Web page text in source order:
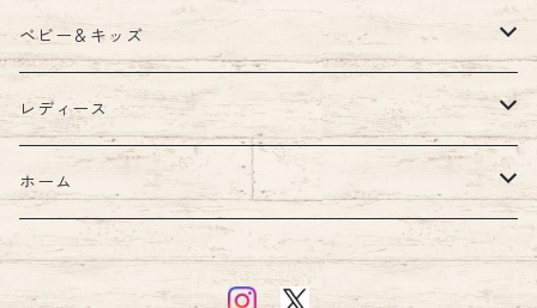
ウェア
ウェア
首輪
ハーネス・リード
ハーネスリードセット
ウォーターボトル
ベビー＆キッズ
キッズルーム
ブランケット
汗取りパッド・ガーゼ
レディース
バッグ
ショルダー
財布
ホーム
キッチン